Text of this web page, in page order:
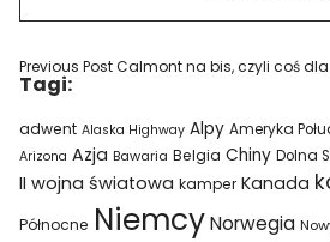
Previous PostCalmont na bis, czyli coś
Tagi:
adwent Alaska Highway Alpy Ameryka
Arizona Azja Bawaria Belgia Chiny Dolna
II wojna światowa kamper Kanada
Północne Niemcy Norwegia